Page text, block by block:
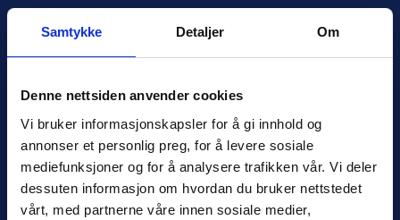
Samtykke Detaljer Om
Denne nettsiden anvender cookies
Vi bruker informasjonskapsler for å gi innhold og
annonser et personlig preg, for å levere sosiale
mediefunksjoner og for å analysere trafikken vår. Vi deler
dessuten informasjon om hvordan du bruker nettstedet
vårt, med partnerne våre innen sosiale medier,
Xledger Norge
Østensjøveien 32,0667,Oslo
Norge
salg@xledger.no
40002211